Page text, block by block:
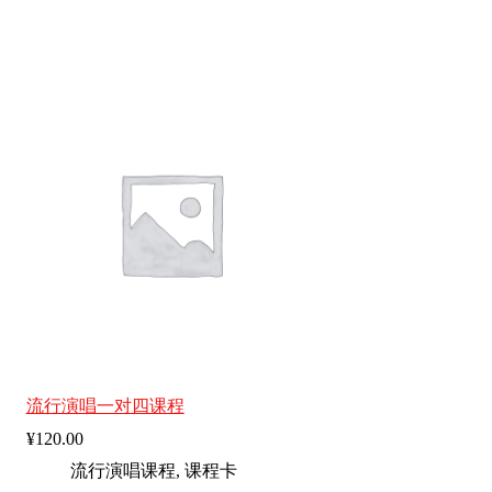
流行演唱一对四课程
¥120.00
流行演唱课程, 课程卡